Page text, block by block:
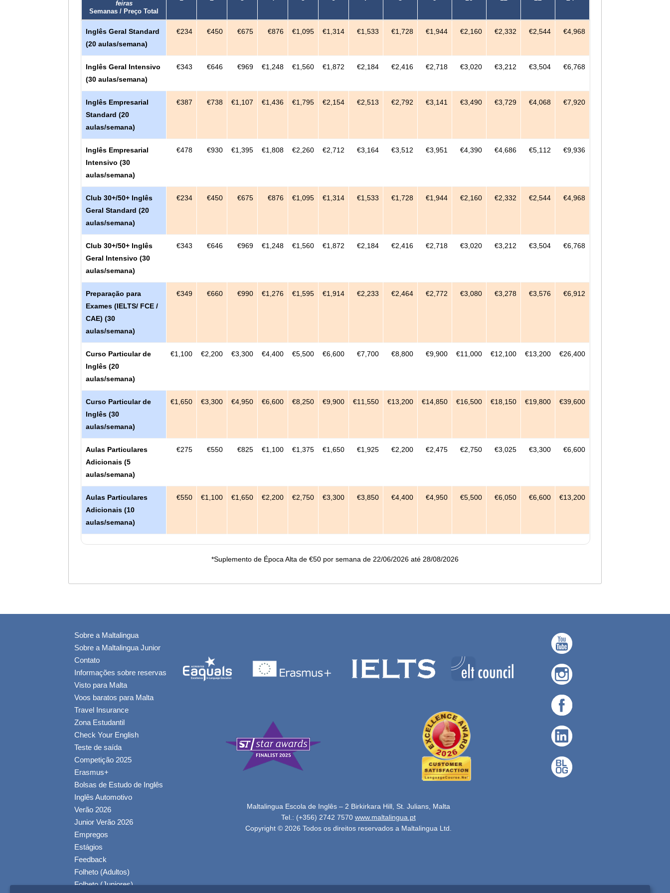
feiras
Semanas / Preço Total
Inglês Geral Standard
(20 aulas/semana)
€234 €450 €675 €876 €1,095 €1,314 €1,533 €1,728 €1,944 €2,160 €2,332 €2,544 €4,968
Inglês Geral Intensivo
(30 aulas/semana)
€343 €646 €969 €1,248 €1,560 €1,872 €2,184 €2,416 €2,718 €3,020 €3,212 €3,504 €6,768
Inglês Empresarial
Standard (20
aulas/semana)
€387 €738 €1,107 €1,436 €1,795 €2,154 €2,513 €2,792 €3,141 €3,490 €3,729 €4,068 €7,920
Inglês Empresarial
Intensivo (30
aulas/semana)
€478 €930 €1,395 €1,808 €2,260 €2,712 €3,164 €3,512 €3,951 €4,390 €4,686 €5,112 €9,936
Club 30+/50+ Inglês
Geral Standard (20
aulas/semana)
€234 €450 €675 €876 €1,095 €1,314 €1,533 €1,728 €1,944 €2,160 €2,332 €2,544 €4,968
Club 30+/50+ Inglês
Geral Intensivo (30
aulas/semana)
€343 €646 €969 €1,248 €1,560 €1,872 €2,184 €2,416 €2,718 €3,020 €3,212 €3,504 €6,768
Preparação para
Exames (IELTS/ FCE /
CAE) (30
aulas/semana)
€349 €660 €990 €1,276 €1,595 €1,914 €2,233 €2,464 €2,772 €3,080 €3,278 €3,576 €6,912
Curso Particular de
Inglês (20
aulas/semana)
€1,100 €2,200 €3,300 €4,400 €5,500 €6,600 €7,700 €8,800 €9,900 €11,000 €12,100 €13,200 €26,400
Curso Particular de
Inglês (30
aulas/semana)
€1,650 €3,300 €4,950 €6,600 €8,250 €9,900 €11,550 €13,200 €14,850 €16,500 €18,150 €19,800 €39,600
Aulas Particulares
Adicionais (5
aulas/semana)
€275 €550 €825 €1,100 €1,375 €1,650 €1,925 €2,200 €2,475 €2,750 €3,025 €3,300 €6,600
Aulas Particulares
Adicionais (10
aulas/semana)
€550 €1,100 €1,650 €2,200 €2,750 €3,300 €3,850 €4,400 €4,950 €5,500 €6,050 €6,600 €13,200
*Suplemento de Época Alta de €50 por semana de 22/06/2026 até 28/08/2026
Sobre a Maltalingua
Sobre a Maltalingua Junior
Contato
Informações sobre reservas
Visto para Malta
Voos baratos para Malta
Travel Insurance
Zona Estudantil
Check Your English
Teste de saída
Competição 2025
Erasmus+
Bolsas de Estudo de Inglês
Inglês Automotivo
Verão 2026
Junior Verão 2026
Empregos
Estágios
Feedback
Folheto (Adultos)
Folheto (Juniores)
Maltalingua Escola de Inglês – 2 Birkirkara Hill, St. Julians, Malta
Tel.: (+356) 2742 7570 www.maltalingua.pt
Copyright © 2026 Todos os direitos reservados a Maltalingua Ltd.